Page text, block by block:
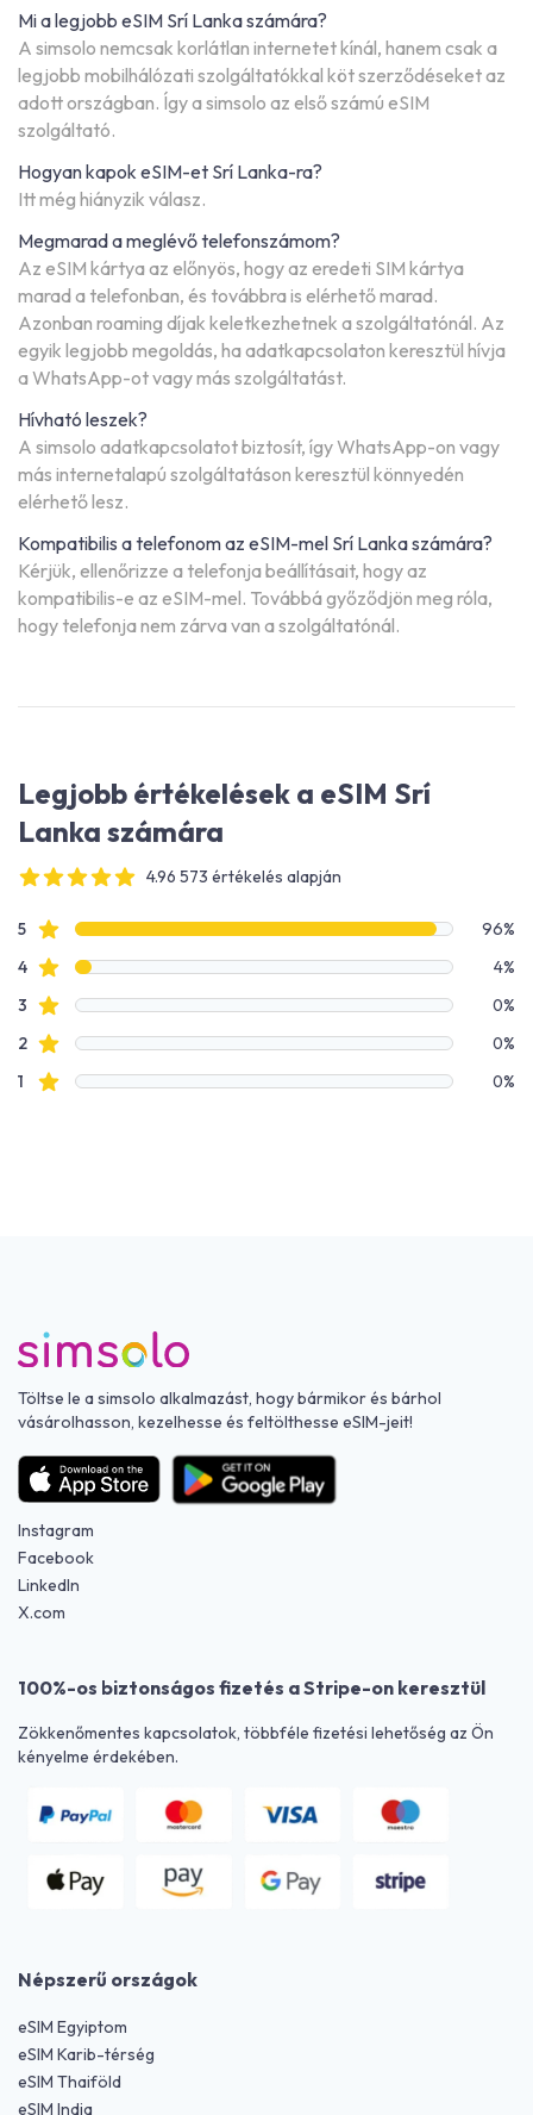
Mi a legjobb eSIM Srí Lanka számára?
A simsolo nemcsak korlátlan internetet kínál, hanem csak a
legjobb mobilhálózati szolgáltatókkal köt szerződéseket az
adott országban. Így a simsolo az első számú eSIM
szolgáltató.
Hogyan kapok eSIM-et Srí Lanka-ra?
Itt még hiányzik válasz.
Megmarad a meglévő telefonszámom?
Az eSIM kártya az előnyös, hogy az eredeti SIM kártya
marad a telefonban, és továbbra is elérhető marad.
Azonban roaming díjak keletkezhetnek a szolgáltatónál. Az
egyik legjobb megoldás, ha adatkapcsolaton keresztül hívja
a WhatsApp-ot vagy más szolgáltatást.
Hívható leszek?
A simsolo adatkapcsolatot biztosít, így WhatsApp-on vagy
más internetalapú szolgáltatáson keresztül könnyedén
elérhető lesz.
Kompatibilis a telefonom az eSIM-mel Srí Lanka számára?
Kérjük, ellenőrizze a telefonja beállításait, hogy az
kompatibilis-e az eSIM-mel. Továbbá győződjön meg róla,
hogy telefonja nem zárva van a szolgáltatónál.
Legjobb értékelések a eSIM Srí
Lanka számára
4.96 573 értékelés alapján
Értékelési adatok
5Csillagos értékelések
96%
4Csillagos értékelések
4%
3 Csillagos értékelések
0%
2Csillagos értékelések
0%
1 Csillagos értékelések 0%
Töltse le a simsolo alkalmazást, hogy bármikor és bárhol
vásárolhasson, kezelhesse és feltölthesse eSIM-jeit!
Instagram
Facebook
LinkedIn
X.com
100%-os biztonságos fizetés a Stripe-on keresztül
Zökkenőmentes kapcsolatok, többféle fizetési lehetőség az Ön
kényelme érdekében.
Népszerű országok
eSIM Egyiptom
eSIM Karib-térség
eSIM Thaiföld
eSIM India